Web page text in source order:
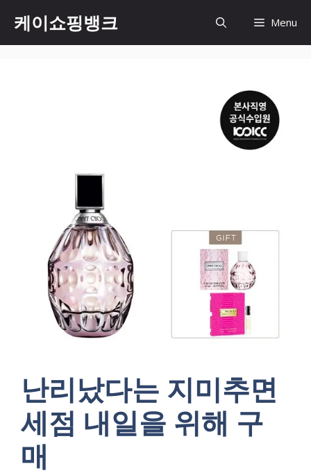
content
케이쇼핑뱅크 Menu
난리났다는 지미추면
세점 내일을 위해 구
매